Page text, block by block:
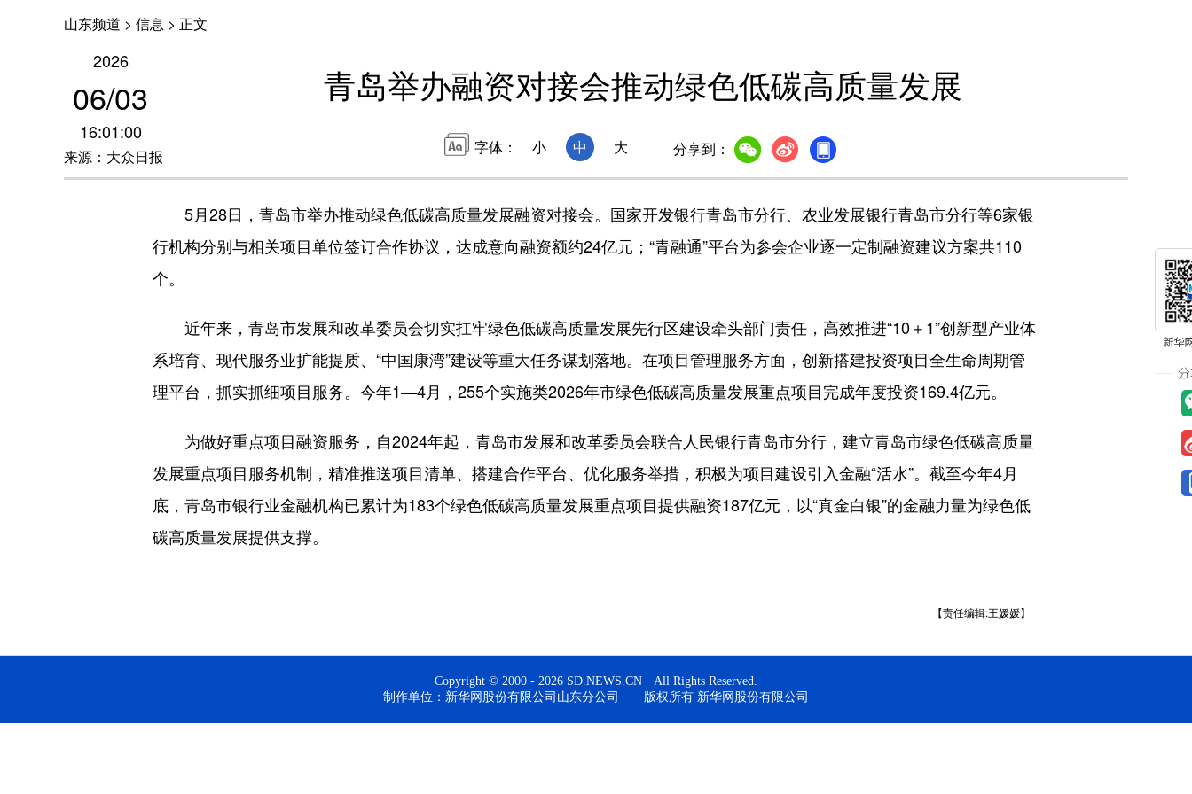
山东频道 > 信息 > 正文
2026
06/03
16:01:00
来源：大众日报
青岛举办融资对接会推动绿色低碳高质量发展
字体： 小 中 大 分享到：
5月28日，青岛市举办推动绿色低碳高质量发展融资对接会。国家开发银行青岛市分行、农业发展银行青岛市分行等6家银
行机构分别与相关项目单位签订合作协议，达成意向融资额约24亿元；“青融通”平台为参会企业逐一定制融资建议方案共110
个。
近年来，青岛市发展和改革委员会切实扛牢绿色低碳高质量发展先行区建设牵头部门责任，高效推进“10＋1”创新型产业体
系培育、现代服务业扩能提质、“中国康湾”建设等重大任务谋划落地。在项目管理服务方面，创新搭建投资项目全生命周期管
理平台，抓实抓细项目服务。今年1—4月，255个实施类2026年市绿色低碳高质量发展重点项目完成年度投资169.4亿元。
为做好重点项目融资服务，自2024年起，青岛市发展和改革委员会联合人民银行青岛市分行，建立青岛市绿色低碳高质量
发展重点项目服务机制，精准推送项目清单、搭建合作平台、优化服务举措，积极为项目建设引入金融“活水”。截至今年4月
底，青岛市银行业金融机构已累计为183个绿色低碳高质量发展重点项目提供融资187亿元，以“真金白银”的金融力量为绿色低
碳高质量发展提供支撑。
【责任编辑:王媛媛】
Copyright © 2000 - 2026 SD.NEWS.CN All Rights Reserved.
制作单位：新华网股份有限公司山东分公司 版权所有 新华网股份有限公司